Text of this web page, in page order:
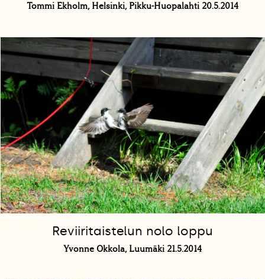
Tommi Ekholm, Helsinki, Pikku-Huopalahti 20.5.2014
Reviiritaistelun nolo loppu
Yvonne Okkola, Luumäki 21.5.2014